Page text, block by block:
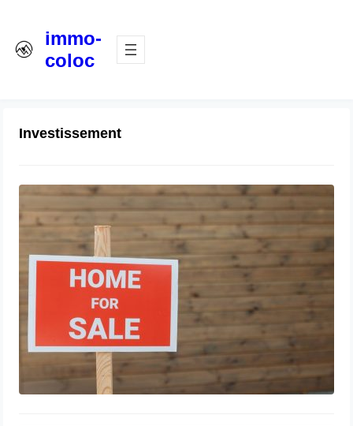
immo-
coloc
Investissement
Acheter ou louer en Belgique : quelle
est la meilleure option ?
7 août 2026